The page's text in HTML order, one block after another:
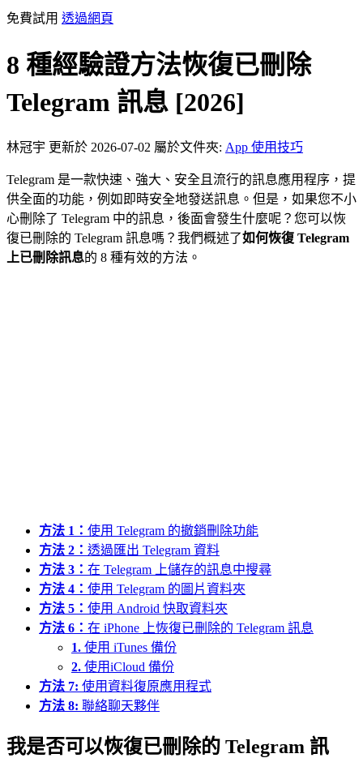
免費試用 透過網頁
8 種經驗證方法恢復已刪除
Telegram 訊息 [2026]
林冠宇 更新於 2026-07-02 屬於文件夾: App 使用技巧
Telegram 是一款快速、強大、安全且流行的訊息應用程序，提
供全面的功能，例如即時安全地發送訊息。但是，如果您不小
心刪除了 Telegram 中的訊息，後面會發生什麼呢？您可以恢
復已刪除的 Telegram 訊息嗎？我們概述了如何恢復 Telegram
上已刪除訊息的 8 種有效的方法。
方法 1： 使用 Telegram 的撤銷刪除功能
方法 2： 透過匯出 Telegram 資料
方法 3： 在 Telegram 上儲存的訊息中搜尋
方法 4： 使用 Telegram 的圖片資料夾
方法 5： 使用 Android 快取資料夾
方法 6： 在 iPhone 上恢復已刪除的 Telegram 訊息
1. 使用 iTunes 備份
2. 使用iCloud 備份
方法 7: 使用資料復原應用程式
方法 8: 聯絡聊天夥伴
我是否可以恢復已刪除的 Telegram 訊